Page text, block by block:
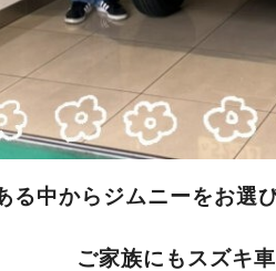
る中からジムニーをお選
ご家族にもスズキ